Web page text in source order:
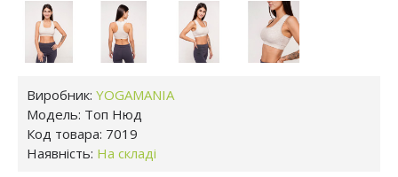
Виробник: YOGAMANIA
Модель: Топ Нюд
Код товара: 7019
Наявність: На складі